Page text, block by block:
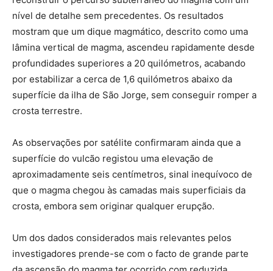
nível de detalhe sem precedentes. Os resultados
mostram que um dique magmático, descrito como uma
lâmina vertical de magma, ascendeu rapidamente desde
profundidades superiores a 20 quilómetros, acabando
por estabilizar a cerca de 1,6 quilómetros abaixo da
superfície da ilha de São Jorge, sem conseguir romper a
crosta terrestre.
As observações por satélite confirmaram ainda que a
superfície do vulcão registou uma elevação de
aproximadamente seis centímetros, sinal inequívoco de
que o magma chegou às camadas mais superficiais da
crosta, embora sem originar qualquer erupção.
Um dos dados considerados mais relevantes pelos
investigadores prende-se com o facto de grande parte